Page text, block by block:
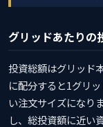
グリッドあたりの
投資総額はグリッド
に配分すると1グリ
い注文サイズになり
し、総投資額に近い